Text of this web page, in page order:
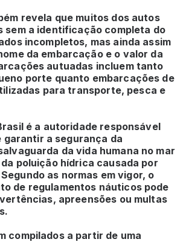
revela que muitos dos autos
sem a identificação completa do
incompletos, mas ainda assim
da embarcação e o valor da
autuadas incluem tanto
porte quanto embarcações de
para transporte, pesca e
é a autoridade responsável
garantir a segurança da
da vida humana no mar
poluição hídrica causada por
as normas em vigor, o
de regulamentos náuticos pode
apreensões ou multas
compilados a partir de uma